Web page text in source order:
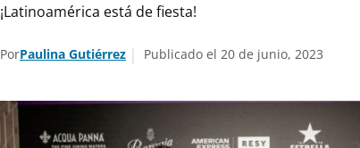
¡Latinoamérica está de fiesta!
PorPaulina Gutiérrez Publicado el 20 de junio, 2023